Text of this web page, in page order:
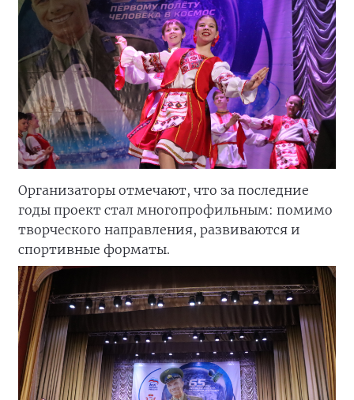
Организаторы отмечают, что за последние
годы проект стал многопрофильным: помимо
творческого направления, развиваются и
спортивные форматы.